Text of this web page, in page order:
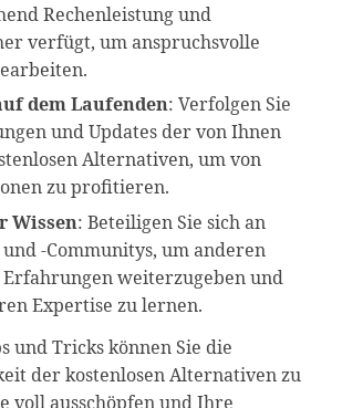
Rechenleistung und
verfügt, um anspruchsvolle
dem Laufenden: Verfolgen Sie
und Updates der von Ihnen
Alternativen, um von
zu profitieren.
Wissen: Beteiligen Sie sich an
-Communitys, um anderen
weiterzugeben und
Expertise zu lernen.
und Tricks können Sie die
der kostenlosen Alternativen zu
voll ausschöpfen und Ihre